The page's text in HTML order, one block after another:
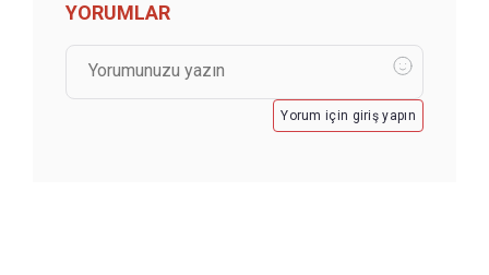
YORUMLAR
Yorum için giriş yapın